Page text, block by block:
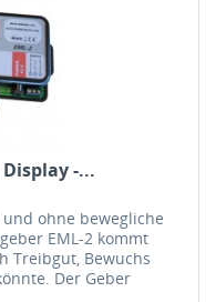
Display -...
ohne bewegliche
EML-2 kommt
Treibgut, Bewuchs
Der Geber